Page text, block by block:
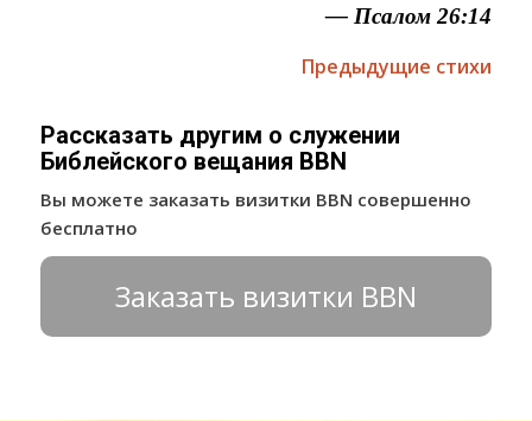
— Псалом 26:14
Предыдущие стихи
Рассказать другим о служении
Библейского вещания BBN
Вы можете заказать визитки BBN совершенно
бесплатно
Заказать визитки BBN